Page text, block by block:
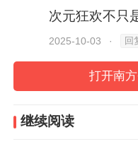
步壮大，从展会
落，将城市变成
庆中秋长假期间为
次元狂欢不只
2025-10-03 · 回
打开南
继续阅读